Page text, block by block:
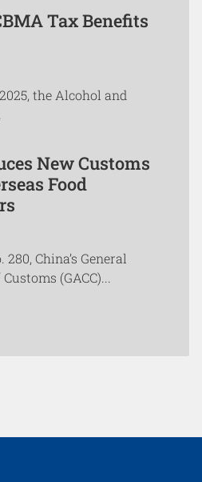
Tax Benefits
the Alcohol and
New Customs
Food
China’s General
(GACC)...